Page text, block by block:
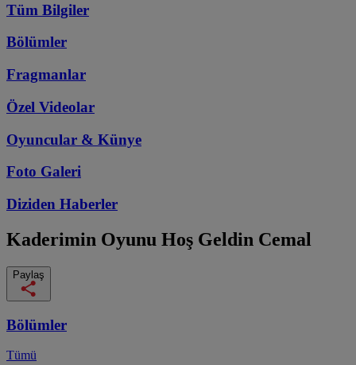
Tüm Bilgiler
Bölümler
Fragmanlar
Özel Videolar
Oyuncular & Künye
Foto Galeri
Diziden Haberler
Kaderimin Oyunu Hoş Geldin Cemal
Paylaş
Bölümler
Tümü